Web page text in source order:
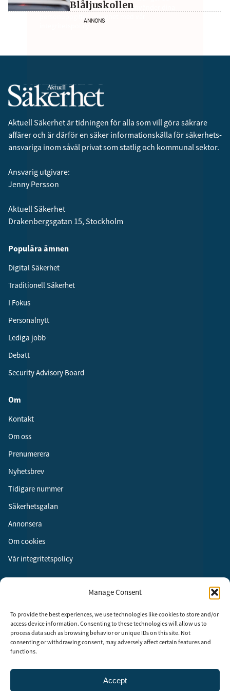
Manage Consent
To provide the best experiences, we use technologies like cookies to store and/or
access device information. Consenting to these technologies will allow us to
process data such as browsing behavior or unique IDs on this site. Not
consenting or withdrawing consent, may adversely affect certain features and
functions.
Accept
Blåljuskollen
ANNONS
Aktuell Säkerhet är tidningen för alla som vill göra säkrare
affärer och är därför en säker informationskälla för säkerhets­
ansvariga inom såväl privat som statlig och kommunal sektor.
Ansvarig utgivare:
Jenny Persson
Aktuell Säkerhet
Drakenbergsgatan 15, Stockholm
Populära ämnen
Digital Säkerhet
Traditionell Säkerhet
I Fokus
Personalnytt
Lediga jobb
Debatt
Security Advisory Board
Om
Kontakt
Om oss
Prenumerera
Nyhetsbrev
Tidigare nummer
Säkerhetsgalan
Annonsera
Om cookies
Vår integritetspolicy
Instagram
LinkedIn
samtycke till att vi sparar och använder dina
integritetspolicy.